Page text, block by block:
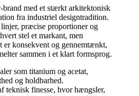
brand med et stærkt arkitektonisk
fra industriel designtradition.
præcise proportioner og
stel et markant, men
er konsekvent og gennemtænkt,
sammen i et klart formsprog.
som titanium og acetat,
og holdbarhed.
teknisk finesse, hvor hængsler,